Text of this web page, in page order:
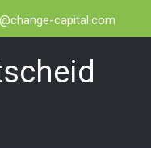
capital.com